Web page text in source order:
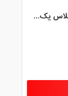
رزرو استاد خصوصی زبان انگلیسی | کلاس یک‌نفره با زهرا اسفندیاری + مشاوره رایگان